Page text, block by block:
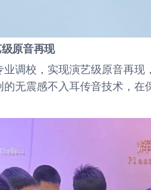
原音再现
调校，实现演艺级原音再
无震感不入耳传音技术，